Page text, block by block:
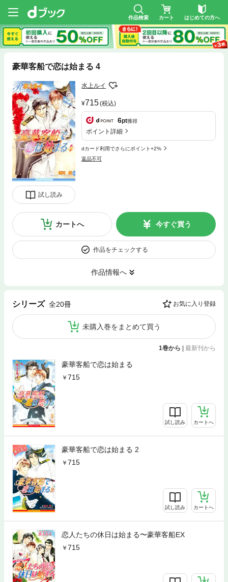
作品検索 カート はじめての方へ
豪華客船で恋は始まる 4
試し読み
水上ルイ
715(税込)
6pt獲得
ポイント詳細
dカード利用でさらにポイント+2%
返品不可
カートへ 今すぐ買う
作品をチェックする
作品情報へ
シリーズ 全20冊 お気に入り登録
未購入巻をまとめて買う
1巻から | 最新刊から
豪華客船で恋は始まる
715
試し読み カートへ
豪華客船で恋は始まる 2
715
試し読み カートへ
恋人たちの休日は始まる〜豪華客船EX
715